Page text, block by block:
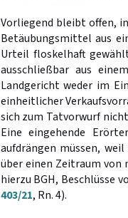
Vorliegend bleibt offen,
Betäubungsmittel aus
Urteil floskelhaft
ausschließbar aus
Landgericht weder im
einheitlicher
sich zum Tatvorwurf
Eine eingehende
aufdrängen müssen,
über einen Zeitraum von
hierzu BGH, Beschlüsse
403/21, Rn. 4).